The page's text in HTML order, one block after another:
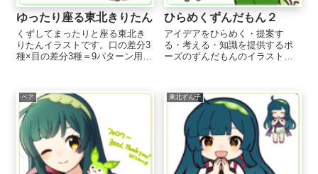
ゆったり座る東北きりたん
くずしてまったりと座る東北き
りたんイラストです。口の差分3
種×目の差分3種＝9パターン用意
ひらめくずんだもん２
アイデアをひらめく・提案す
る・考える・知識を提供するポ
ーズのずんだもんのイラストで
ック同じ構図で描くと...
ペア 東北ずん子